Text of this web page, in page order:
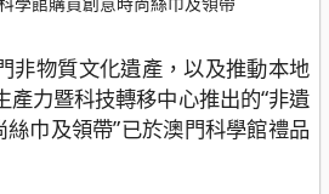
非物質文化遺產，以及推動本地
產力暨科技轉移中心推出的“非遺
巾及領帶”已於澳門科學館禮品